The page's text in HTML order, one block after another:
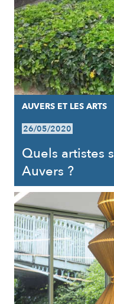
AUVERS ET LES ARTS
26/05/2020
Quels artistes
Auvers ?